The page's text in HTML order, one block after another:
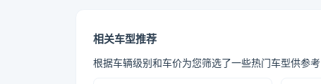
相关车型推荐
根据车辆级别和车价为您筛选了一些热门车型供参考